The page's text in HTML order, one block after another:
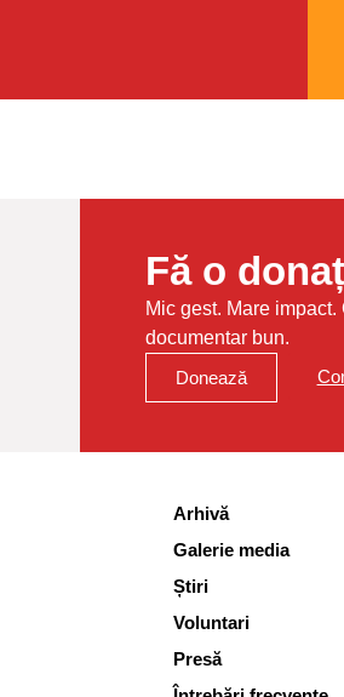
Fă o
Mic gest. Mare impact.
documentar bun.
Donează
Arhivă
Galerie media
Știri
Voluntari
Presă